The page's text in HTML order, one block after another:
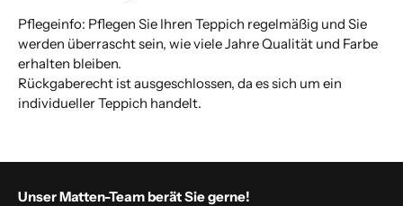
Pflegeinfo: Pflegen Sie Ihren Teppich regelmäßig und Sie
werden überrascht sein, wie viele Jahre Qualität und Farbe
erhalten bleiben.
Rückgaberecht ist ausgeschlossen, da es sich um ein
individueller Teppich handelt.
Unser Matten-Team berät Sie gerne!